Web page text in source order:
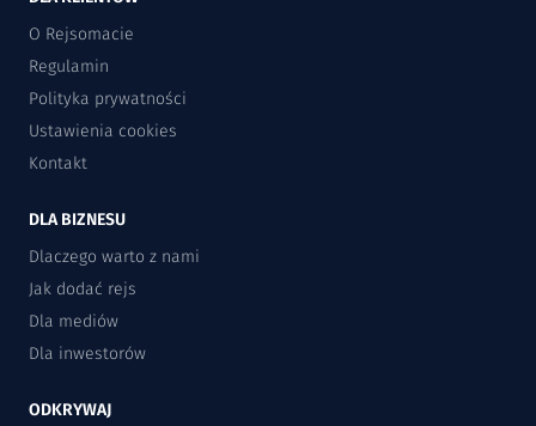
O Rejsomacie
Regulamin
Polityka prywatności
Ustawienia cookies
Kontakt
DLA BIZNESU
Dlaczego warto z nami
Jak dodać rejs
Dla mediów
Dla inwestorów
ODKRYWAJ